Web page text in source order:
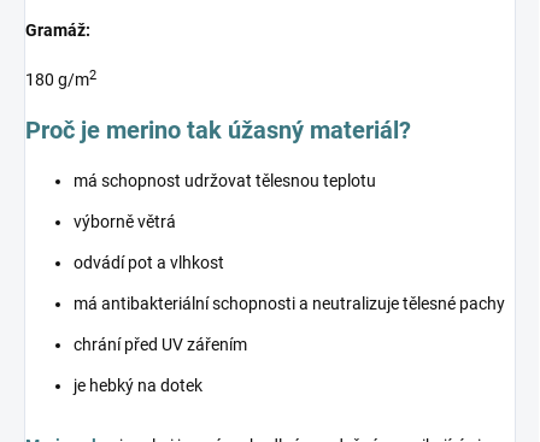
Gramáž:
180 g/m2
Proč je merino tak úžasný materiál?
má schopnost udržovat tělesnou teplotu
výborně větrá
odvádí pot a vlhkost
má antibakteriální schopnosti a neutralizuje tělesné pachy
chrání před UV zářením
je hebký na dotek